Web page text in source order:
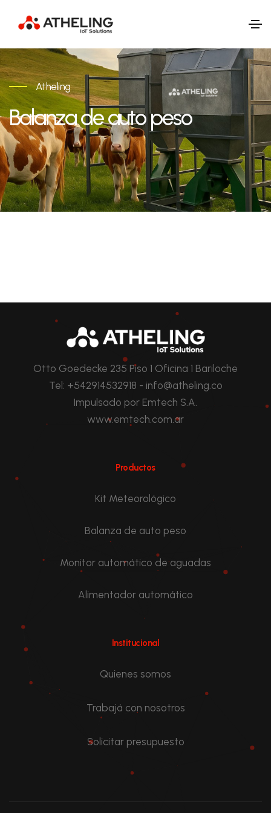
Atheling
Balanza de auto peso
Otto Goedecke 235 Piso 1 Oficina 1 Bariloche
Tel: +542914532918 - info@atheling.co
Impulsado por Emtech S.A.
www.emtech.com.ar
Productos
Kit Meteorológico
Balanza de auto peso
Monitor automático de aguadas
Alimentador automático
Institucional
Quienes somos
Trabajá con nosotros
Solicitar presupuesto